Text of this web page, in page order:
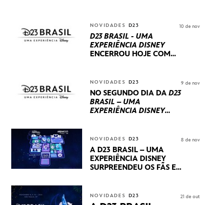
NOVIDADES D23
D23 BRASIL - UMA
EXPERIÊNCIA DISNEY
ENCERROU HOJE COM
INTERNACIONAIS E
PRODUÇÕES BRASILEIRAS
10 de nov
NOVIDADES D23
NO SEGUNDO DIA DA D23
BRASIL – UMA
EXPERIÊNCIA DISNEY
STUDIOS REVELARAM
PRÉVIAS E NOVIDADES
DOS SEUS PRÓXIMOS
LANÇAMENTOS
9 de nov
NOVIDADES D23
A D23 BRASIL – UMA
EXPERIÊNCIA DISNEY
SURPREENDEU OS FÃS EM
APRESENTAÇÕES E
PRODUTOS EXCLUSIVOS
8 de nov
NOVIDADES D23 21 de out